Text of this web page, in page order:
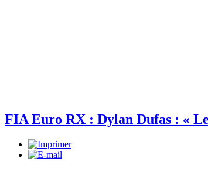
FIA Euro RX : Dylan Dufas : «